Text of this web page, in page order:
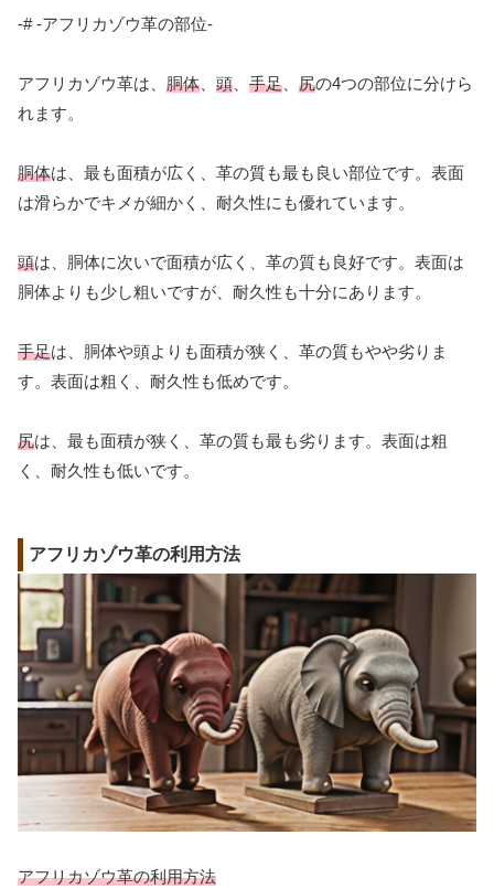
-# -アフリカゾウ革の部位-
アフリカゾウ革は、 胴体 頭 手足 尻の4つの部位に分けら
れます。
胴体は、最も面積が広く、革の質も最も良い部位です。表面
は滑らかでキメが細かく、耐久性にも優れています。
頭は、胴体に次いで面積が広く、革の質も良好です。表面は
胴体よりも少し粗いですが、耐久性も十分にあります。
手足は、胴体や頭よりも面積が狭く、革の質もやや劣りま
す。表面は粗く、耐久性も低めです。
尻は、最も面積が狭く、革の質も最も劣ります。表面は粗
く、耐久性も低いです。
アフリカゾウ革の利用方法
アフリカゾウ革の利用方法